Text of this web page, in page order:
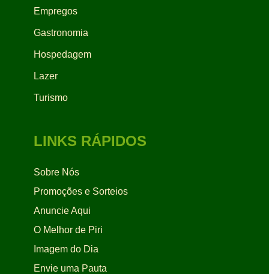
Empregos
Gastronomia
Hospedagem
Lazer
Turismo
LINKS RÁPIDOS
Sobre Nós
Promoções e Sorteios
Anuncie Aqui
O Melhor de Piri
Imagem do Dia
Envie uma Pauta